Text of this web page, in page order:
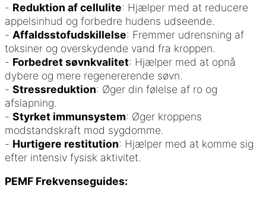
- Reduktion af cellulite: Hjælper med at reducere
appelsinhud og forbedre hudens udseende.
- Affaldsstofudskillelse: Fremmer udrensning af
toksiner og overskydende vand fra kroppen.
- Forbedret søvnkvalitet: Hjælper med at opnå
dybere og mere regenererende søvn.
- Stressreduktion: Øger din følelse af ro og
afslapning.
- Styrket immunsystem: Øger kroppens
modstandskraft mod sygdomme.
- Hurtigere restitution: Hjælper med at komme sig
efter intensiv fysisk aktivitet.
PEMF Frekvenseguides: